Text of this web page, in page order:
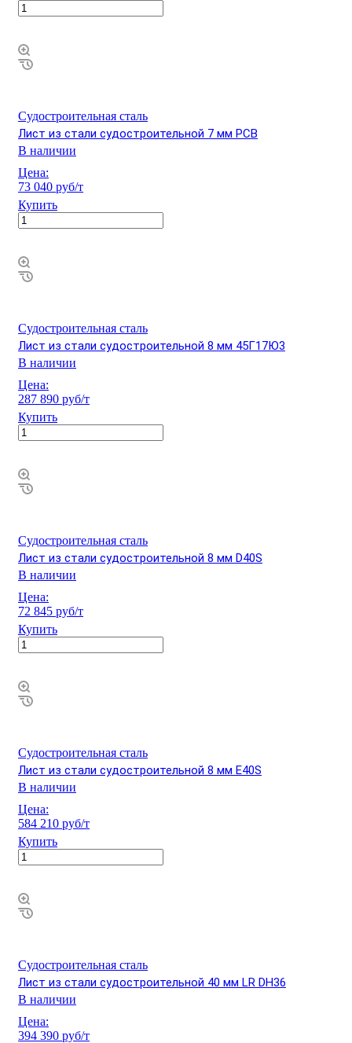
Судостроительная сталь
Лист из стали судостроительной 7 мм РСВ
В наличии
Цена:
73 040 руб/т
Купить
Судостроительная сталь
Лист из стали судостроительной 8 мм 45Г17Ю3
В наличии
Цена:
287 890 руб/т
Купить
Судостроительная сталь
Лист из стали судостроительной 8 мм D40S
В наличии
Цена:
72 845 руб/т
Купить
Судостроительная сталь
Лист из стали судостроительной 8 мм Е40S
В наличии
Цена:
584 210 руб/т
Купить
Судостроительная сталь
Лист из стали судостроительной 40 мм LR DH36
В наличии
Цена:
394 390 руб/т